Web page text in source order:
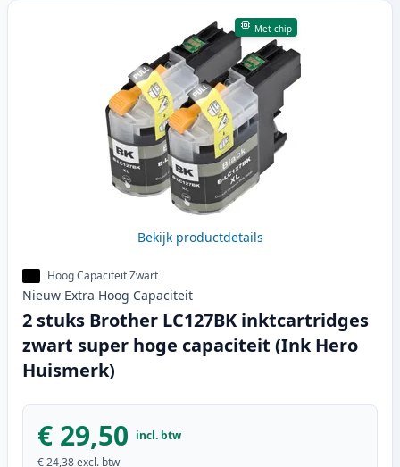
Met chip
Bekijk productdetails
Hoog Capaciteit Zwart
Nieuw Extra Hoog Capaciteit
2 stuks Brother LC127BK inktcartridges
zwart super hoge capaciteit (Ink Hero
Huismerk)
€ 29,50 incl. btw
€ 24,38excl. btw